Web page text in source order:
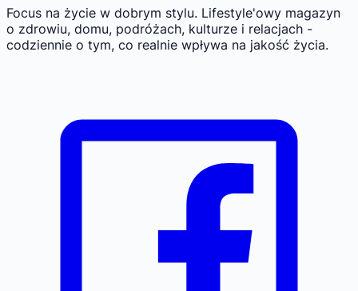
Focus na życie w dobrym stylu. Lifestyle'owy magazyn
o zdrowiu, domu, podróżach, kulturze i relacjach -
codziennie o tym, co realnie wpływa na jakość życia.